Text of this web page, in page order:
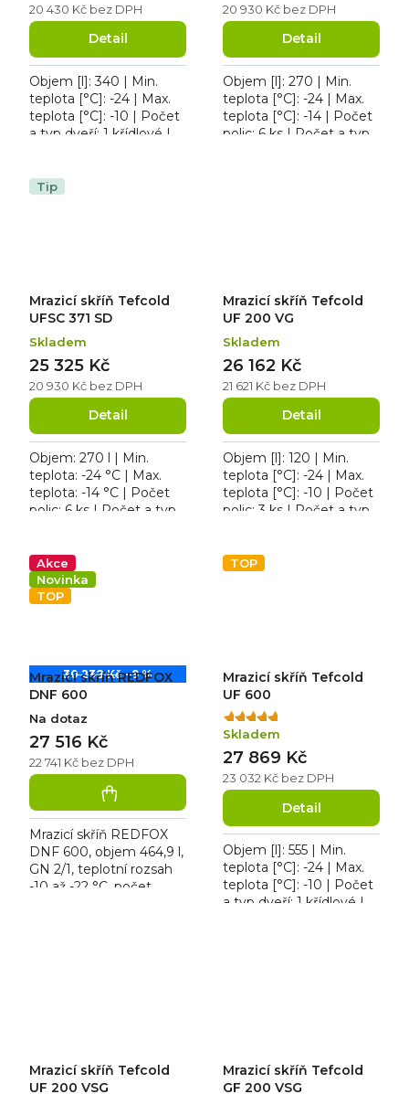
20 430 Kč bez DPH
Detail
Objem [l]: 340 | Min.
teplota [°C]: -24 | Max.
teplota [°C]: -10 | Počet
a typ dveří: 1 křídlové |
roční...
20 930 Kč bez DPH
Detail
Objem [l]: 270 | Min.
teplota [°C]: -24 | Max.
teplota [°C]: -14 | Počet
polic: 6 ks | Počet a typ
Tip
Mrazicí skříň Tefcold
UFSC 371 SD
Skladem
20 930 Kč bez DPH
25 325 Kč
Detail
Objem: 270 l | Min.
teplota: -24 °C | Max.
teplota: -14 °C | Počet
polic: 6 ks | Počet a typ
osvětlení ne,...
Mrazicí skříň Tefcold
UF 200 VG
Skladem
21 621 Kč bez DPH
26 162 Kč
Detail
Objem [l]: 120 | Min.
teplota [°C]: -24 | Max.
teplota [°C]: -10 | Počet
polic: 3 ks | Počet a typ
VG,...
Akce
Novinka
TOP
30 238 Kč –9 %
Mrazicí skříň REDFOX
DNF 600
Na dotaz
22 741 Kč bez DPH
27 516 Kč
Mrazicí skříň REDFOX
DNF 600, objem 464,9 l,
GN 2/1, teplotní rozsah
-10 až -22 °C, počet
TOP
Mrazicí skříň Tefcold
UF 600
Průměrné
hodnocení
produktu
je
5,0
5
hvězdiček.
Skladem
23 032 Kč bez DPH
27 869 Kč
Detail
Objem [l]: 555 | Min.
teplota [°C]: -24 | Max.
teplota [°C]: -10 | Počet
a typ dveří: 1 křídlové |
Mrazicí skříň Tefcold
UF 200 VSG
Mrazicí skříň Tefcold
GF 200 VSG